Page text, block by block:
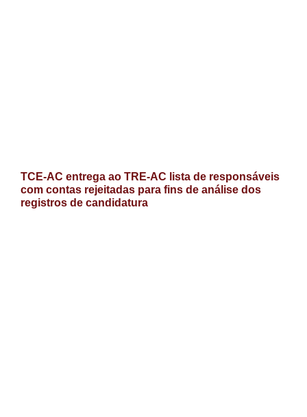
TCE-AC entrega ao TRE-AC lista de responsáveis
com contas rejeitadas para fins de análise dos
registros de candidatura